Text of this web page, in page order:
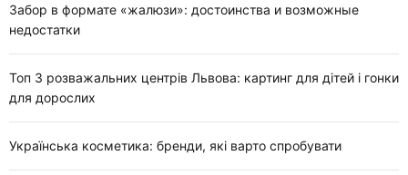
Забор в формате «жалюзи»: достоинства и возможные
недостатки
Топ 3 розважальних центрів Львова: картинг для дітей і гонки
для дорослих
Українська косметика: бренди, які варто спробувати